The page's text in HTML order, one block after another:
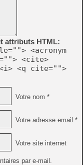
attributs HTML:
<acronym
<cite>
<i> <q cite="">
Votre nom *
Votre adresse email *
Votre site internet
par e-mail.